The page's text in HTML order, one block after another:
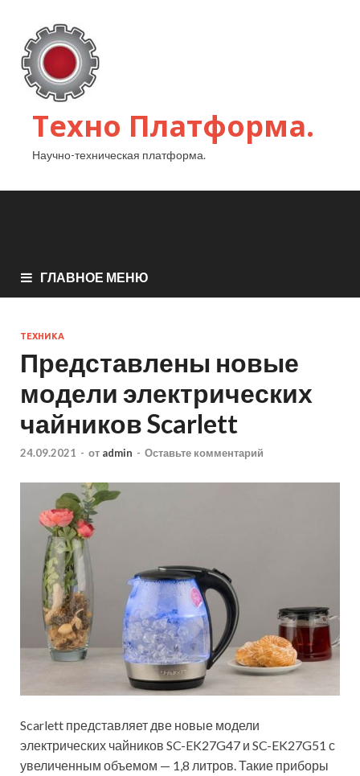
Техно Платформа.
Научно-техническая платформа.
ГЛАВНОЕ МЕНЮ
ТЕХНИКА
Представлены новые
модели электрических
чайников Scarlett
24.09.2021 - от admin - Оставьте комментарий
Scarlett представляет две новые модели
электрических чайников SC-EK27G47 и SC-EK27G51 с
увеличенным объемом — 1,8 литров. Такие приборы